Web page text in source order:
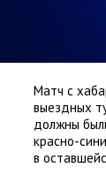
Матч с
выездных
должны
красно-
в